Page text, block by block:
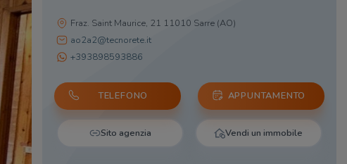
Fraz. Saint Maurice, 21 11010 Sarre (AO)
ao2a2@tecnorete.it
+393898593886
TELEFONO APPUNTAMENTO
Sito agenzia Vendi un immobile